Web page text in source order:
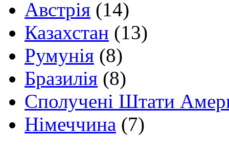
Австрія (14)
Казахстан (13)
Румунія (8)
Бразилія (8)
Сполучені Штати
Німеччина (7)